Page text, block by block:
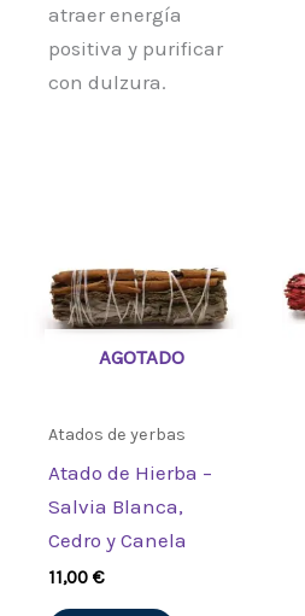
atraer energía
positiva y purificar
con dulzura.
AGOTADO
Atados de yerbas
Atado de Hierba –
Salvia Blanca,
Cedro y Canela
11,00€